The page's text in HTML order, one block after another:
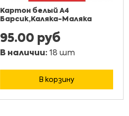
Картон белый А4
Барсик,Каляка-Маляка
95.00 руб
В наличии: 18 шт
В корзину